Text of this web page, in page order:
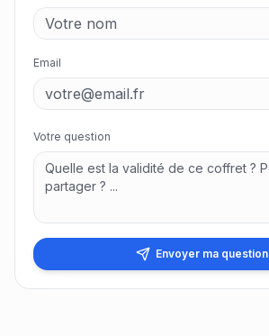
Email
Votre question
Envoyer ma question